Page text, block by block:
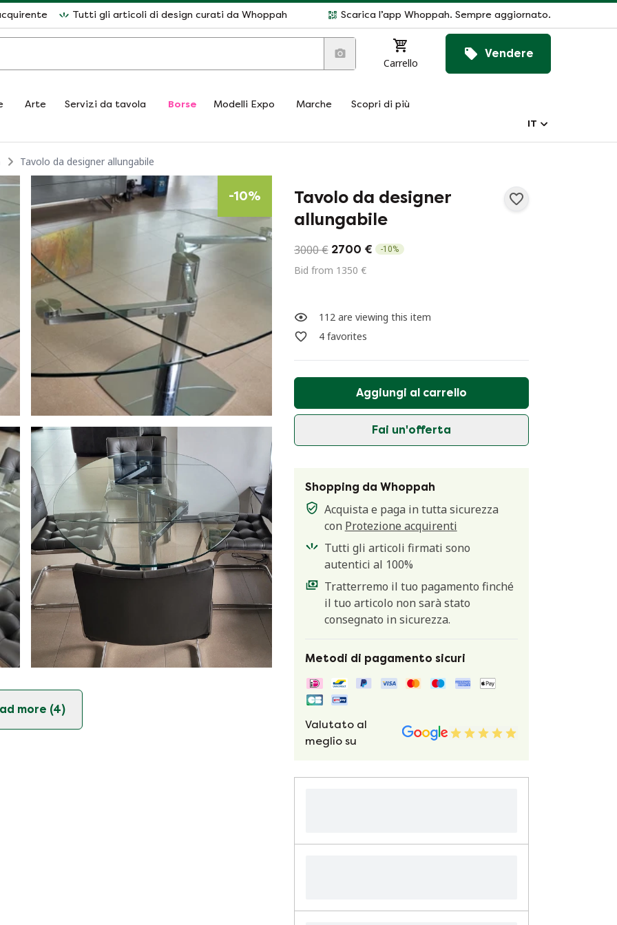
Tutti gli articoli di design curati da Whoppah Scarica l’app Whoppah. Sempre aggiornato.
Carrello
Vendere
Arte Servizi da tavola Borse Modelli Expo Marche
Scopri di più
IT
Tavolo da designer allungabile
-10%
more (4)
Tavolo da designer
allungabile
3000 € 2700 € -10%
Bid from 1350 €
112 are viewing this item
4 favorites
Aggiungi al carrello
Fai un'offerta
Shopping da Whoppah
Acquista e paga in tutta sicurezza
con Protezione acquirenti
Tutti gli articoli firmati sono
autentici al 100%
Tratterremo il tuo pagamento finché
il tuo articolo non sarà stato
consegnato in sicurezza.
Metodi di pagamento sicuri
Valutato al
meglio su